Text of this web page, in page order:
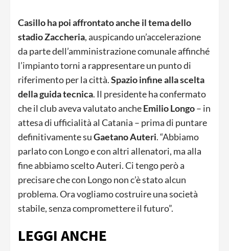
Casillo ha poi affrontato anche il tema dello
stadio Zaccheria, auspicando un’accelerazione
da parte dell’amministrazione comunale affinché
l’impianto torni a rappresentare un punto di
riferimento per la città.Spazio infine alla scelta
della guida tecnica. Il presidente ha confermato
che il club aveva valutato ancheEmilio Longo– in
attesa di ufficialità al Catania – prima di puntare
definitivamente suGaetano Auteri. “Abbiamo
parlato con Longo e con altri allenatori, ma alla
fine abbiamo scelto Auteri. Ci tengo però a
precisare che con Longo non c’è stato alcun
problema. Ora vogliamo costruire una società
stabile, senza compromettere il futuro”.
LEGGI ANCHE